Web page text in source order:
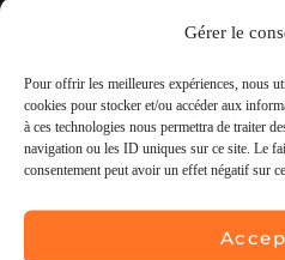
Gérer le
Pour offrir les meilleures expériences, nous
cookies pour stocker et/ou accéder aux
à ces technologies nous permettra de traiter
navigation ou les ID uniques sur ce site. Le
consentement peut avoir un effet négatif sur
Agence spécialisée en
communication et